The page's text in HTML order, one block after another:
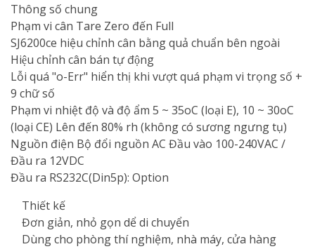
Thông số chung
Phạm vi cân Tare Zero đến Full
SJ6200ce hiệu chỉnh cân bằng quả chuẩn bên ngoài
Hiệu chỉnh cân bán tự động
Lỗi quá "o-Err" hiển thị khi vượt quá phạm vi trọng số +
9 chữ số
Phạm vi nhiệt độ và độ ẩm 5 ~ 35oC (loại E), 10 ~ 30oC
(loại CE) Lên đến 80% rh (không có sương ngưng tụ)
Nguồn điện Bộ đổi nguồn AC Đầu vào 100-240VAC /
Đầu ra 12VDC
Đầu ra RS232C(Din5p): Option
Thiết kế
Đơn giản, nhỏ gọn dể di chuyển
Dùng cho phòng thí nghiệm, nhà máy, cửa hàng